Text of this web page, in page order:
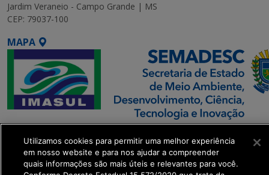
Jardim Veraneio - Campo Grande | MS
CEP: 79037-100
MAPA
SETDIG | Secretaria-
Executiva de
Transformação Digital
Utilizamos cookies para permitir uma melhor experiência
em nosso website e para nos ajudar a compreender
quais informações são mais úteis e relevantes para você.